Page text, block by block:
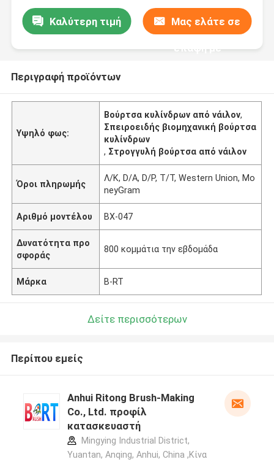
Καλύτερη τιμή Μας ελάτε σε
επαφή με
Περιγραφή προϊόντων
Υψηλό φως:
Βούρτσα κυλίνδρων από νάιλον,
Σπειροειδής βιομηχανική βούρτσα
κυλίνδρων
, Στρογγυλή βούρτσα από νάιλον
Όροι πληρωμής
Λ/Κ, D/A, D/P, T/T, Western Union, Mo
neyGram
Αριθμό μοντέλου BX-047
Δυνατότητα προ
σφοράς
800 κομμάτια την εβδομάδα
Μάρκα B-RT
Δείτε περισσότερων
Περίπου εμείς
Anhui Ritong Brush-Making
Co., Ltd. προφίλ
κατασκευαστή
Mingying Industrial District,
Yuantan, Anqing, Anhui, China ,Κίνα